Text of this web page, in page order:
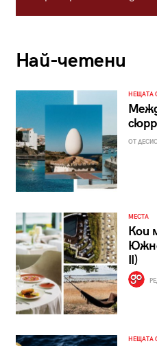
Най-четени
НЕЩАТА
ОТ
МЕСТА
Кои
II)
НЕЩАТА